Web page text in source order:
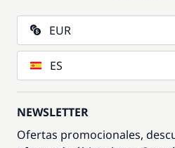
EUR
ES
NEWSLETTER
Ofertas promocionales,